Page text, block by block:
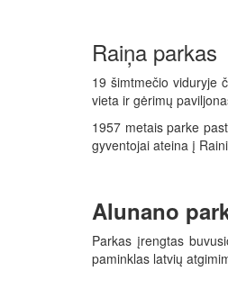
Raiņa parkas
19 šimtmečio viduryje
vieta ir gėrimų
1957 metais parke
gyventojai ateina į
Alunano
Parkas įrengtas
paminklas latvių